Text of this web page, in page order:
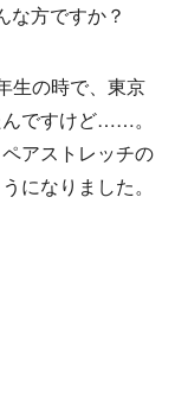
方ですか？
生の時で、東京
ですけど……。
アストレッチの
になりました。